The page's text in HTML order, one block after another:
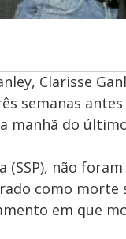
Clarisse
semanas
manhã do
(SSP), não
como
em que